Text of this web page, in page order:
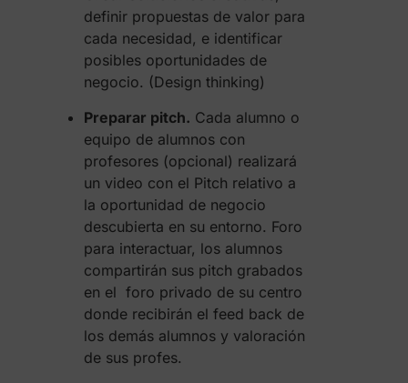
definir propuestas de valor para
cada necesidad, e identificar
posibles oportunidades de
negocio. (Design thinking)
Preparar pitch. Cada alumno o
equipo de alumnos con
profesores (opcional) realizará
un video con el Pitch relativo a
la oportunidad de negocio
descubierta en su entorno. Foro
para interactuar, los alumnos
compartirán sus pitch grabados
en el foro privado de su centro
donde recibirán el feed back de
los demás alumnos y valoración
de sus profes.